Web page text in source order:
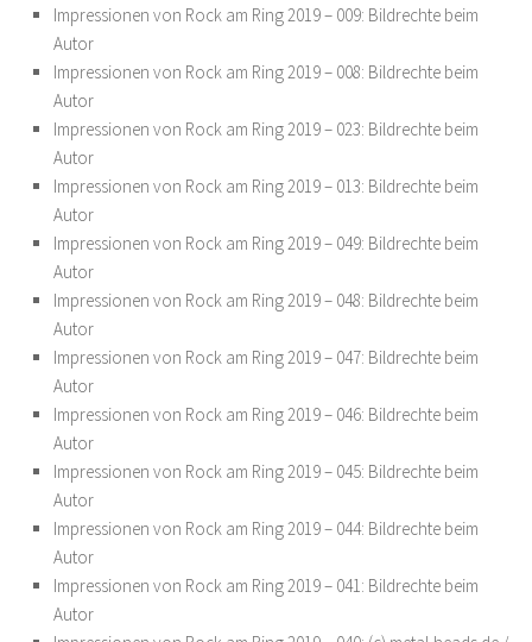
Impressionen von Rock am Ring 2019 – 009: Bildrechte beim
Autor
Impressionen von Rock am Ring 2019 – 008: Bildrechte beim
Autor
Impressionen von Rock am Ring 2019 – 023: Bildrechte beim
Autor
Impressionen von Rock am Ring 2019 – 013: Bildrechte beim
Autor
Impressionen von Rock am Ring 2019 – 049: Bildrechte beim
Autor
Impressionen von Rock am Ring 2019 – 048: Bildrechte beim
Autor
Impressionen von Rock am Ring 2019 – 047: Bildrechte beim
Autor
Impressionen von Rock am Ring 2019 – 046: Bildrechte beim
Autor
Impressionen von Rock am Ring 2019 – 045: Bildrechte beim
Autor
Impressionen von Rock am Ring 2019 – 044: Bildrechte beim
Autor
Impressionen von Rock am Ring 2019 – 041: Bildrechte beim
Autor